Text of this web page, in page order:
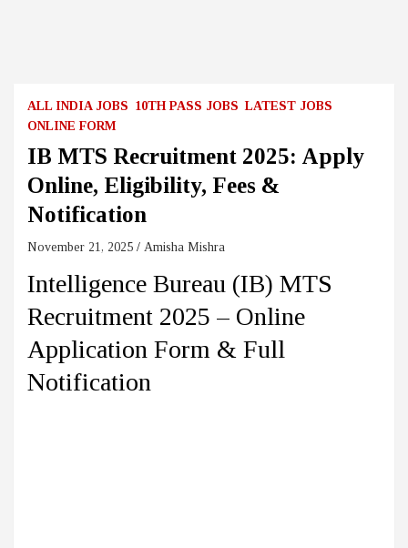
ALL INDIA JOBS 10TH PASS JOBS LATEST JOBS
ONLINE FORM
IB MTS Recruitment 2025: Apply
Online, Eligibility, Fees &
Notification
November 21, 2025 Amisha Mishra
Intelligence Bureau (IB) MTS
Recruitment 2025 – Online
Application Form & Full
Notification